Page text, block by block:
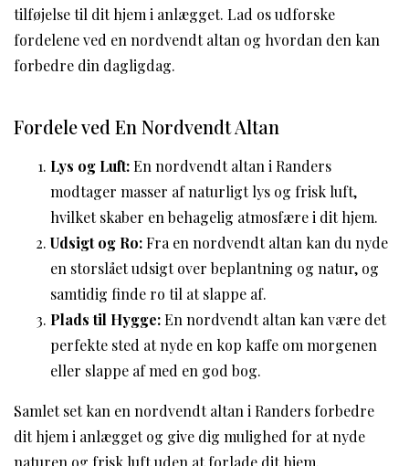
tilføjelse til dit hjem i anlægget. Lad os udforske
fordelene ved en nordvendt altan og hvordan den kan
forbedre din dagligdag.
Fordele ved En Nordvendt Altan
Lys og Luft:En nordvendt altan i Randers
modtager masser af naturligt lys og frisk luft,
hvilket skaber en behagelig atmosfære i dit hjem.
Udsigt og Ro:Fra en nordvendt altan kan du nyde
en storslået udsigt over beplantning og natur, og
samtidig finde ro til at slappe af.
Plads til Hygge:En nordvendt altan kan være det
perfekte sted at nyde en kop kaffe om morgenen
eller slappe af med en god bog.
Samlet set kan en nordvendt altan i Randers forbedre
dit hjem i anlægget og give dig mulighed for at nyde
naturen og frisk luft uden at forlade dit hjem.